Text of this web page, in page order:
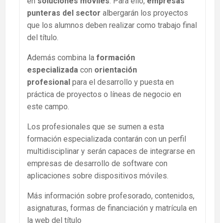
punteras del sector albergarán los proyectos
que los alumnos deben realizar como trabajo final
del título.
Además combina la formación
especializada con orientación
profesional para el desarrollo y puesta en
práctica de proyectos o líneas de negocio en
este campo.
Los profesionales que se sumen a esta
formación especializada contarán con un perfil
multidisciplinar y serán capaces de integrarse en
empresas de desarrollo de software con
aplicaciones sobre dispositivos móviles.
Más información sobre profesorado, contenidos,
asignaturas, formas de financiación y matrícula en
la web del título